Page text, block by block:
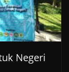
Negeri